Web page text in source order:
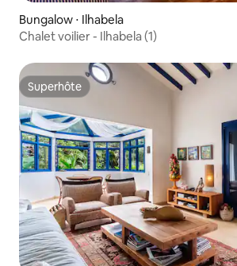
Bungalow ⋅ Ilhabela
Chalet voilier - Ilhabela (1)
Superhôte
Superhôte